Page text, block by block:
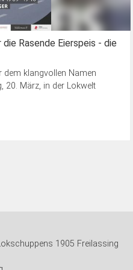
Rasende Eierspeis - die
dem klangvollen Namen
20. März, in der Lokwelt
1905 Freilassing